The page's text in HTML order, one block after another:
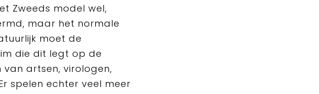
Zweeds model wel,
maar het normale
moet de
die dit legt op de
artsen, virologen,
spelen echter veel meer